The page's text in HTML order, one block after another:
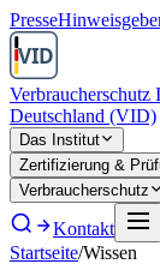
Presse
Verbraucherschutz
Deutschland (VID)
Das Institut
Zertifizierung &
Verbraucherschutz
Kontakt
Startseite/Wissen